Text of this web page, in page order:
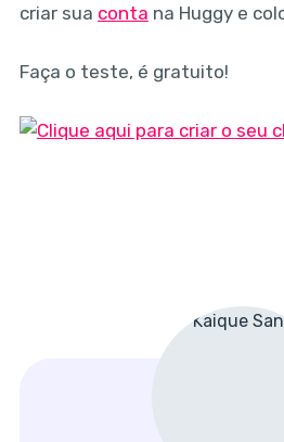
criar sua conta na Huggy e
Faça o teste, é gratuito!